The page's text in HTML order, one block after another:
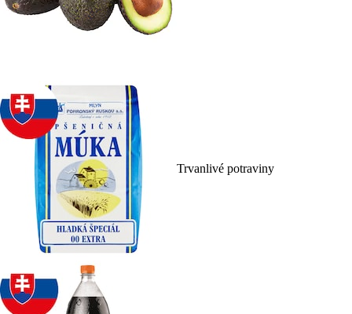
Trvanlivé potraviny